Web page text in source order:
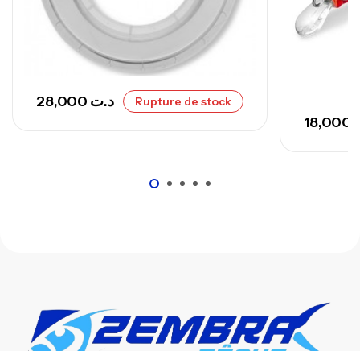
Cannes Surfcasting
د.ت673,000
د.ت Rupture de stock